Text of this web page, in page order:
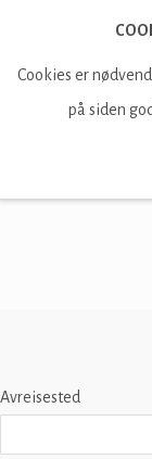
Avreisested
Cookies er
på siden